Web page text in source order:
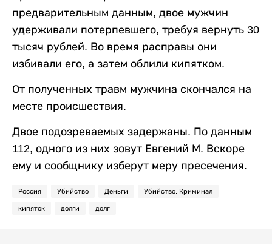
предварительным данным, двое мужчин
удерживали потерпевшего, требуя вернуть 30
тысяч рублей. Во время расправы они
избивали его, а затем облили кипятком.
От полученных травм мужчина скончался на
месте происшествия.
Двое подозреваемых задержаны. По данным
112, одного из них зовут Евгений М. Вскоре
ему и сообщнику изберут меру пресечения.
Россия Убийство Деньги Убийство. Криминал
кипяток долги долг